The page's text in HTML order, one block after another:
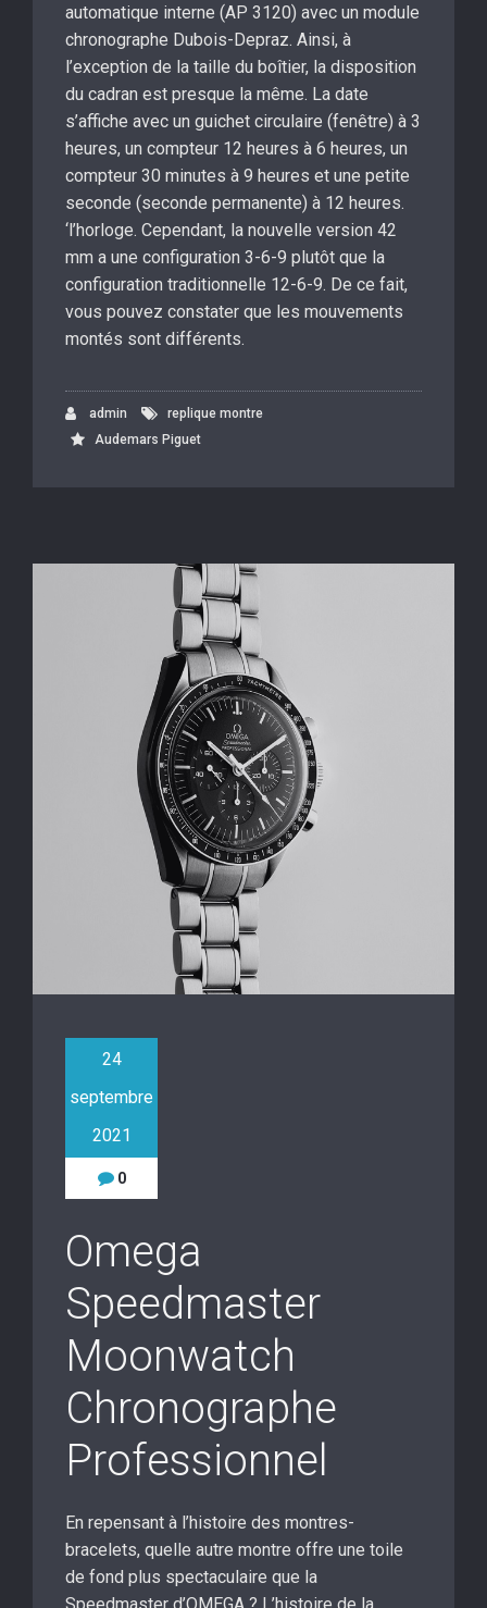
automatique interne (AP 3120) avec un module
chronographe Dubois-Depraz. Ainsi, à
l’exception de la taille du boîtier, la disposition
du cadran est presque la même. La date
s’affiche avec un guichet circulaire (fenêtre) à 3
heures, un compteur 12 heures à 6 heures, un
compteur 30 minutes à 9 heures et une petite
seconde (seconde permanente) à 12 heures.
‘l’horloge. Cependant, la nouvelle version 42
mm a une configuration 3-6-9 plutôt que la
configuration traditionnelle 12-6-9. De ce fait,
vous pouvez constater que les mouvements
montés sont différents.
admin
replique montre
Audemars Piguet
24
septembre
2021
0
Omega
Speedmaster
Moonwatch
Chronographe
Professionnel
En repensant à l’histoire des montres-
bracelets, quelle autre montre offre une toile
de fond plus spectaculaire que la